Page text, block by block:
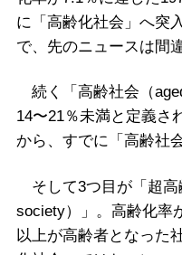
に「高齢化社会」へ突
で、先のニュースは間
続く「高齢社会（
14〜21％未満と定義さ
から、すでに「高齢社
そして3つ目が「超高
society）」。高齢化率
以上が高齢者となった